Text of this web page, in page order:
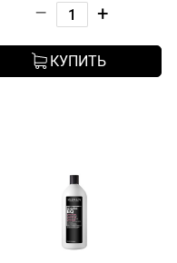
– +
КУПИТЬ